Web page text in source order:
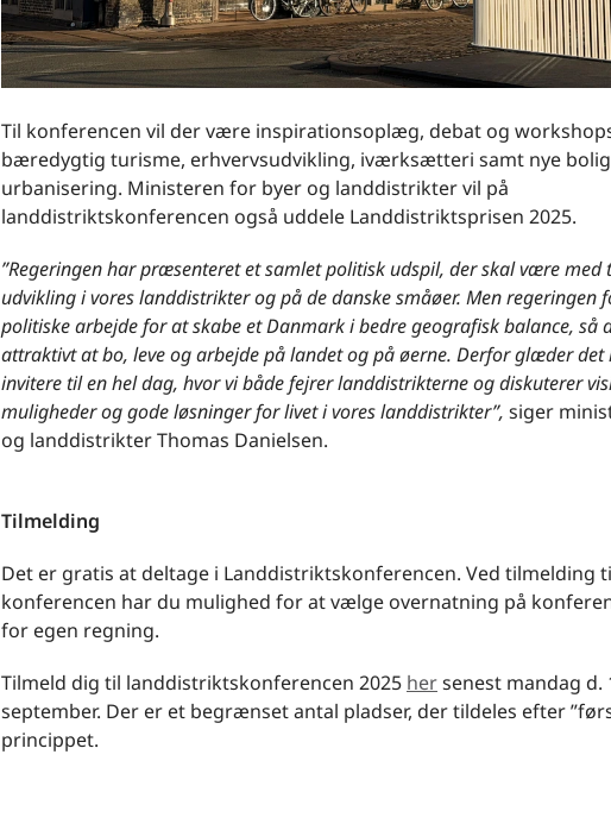
Til konferencen vil der være inspirationsoplæg, debat og
bæredygtig turisme, erhvervsudvikling, iværksætteri samt nye
urbanisering. Ministeren for byer og landdistrikter vil på
landdistriktskonferencen også uddele Landdistriktsprisen 2025.
”Regeringen har præsenteret et samlet politisk udspil, der skal være med
udvikling i vores landdistrikter og på de danske småøer. Men regeringen
politiske arbejde for at skabe et Danmark i bedre geografisk balance, så
attraktivt at bo, leve og arbejde på landet og på øerne. Derfor glæder det
invitere til en hel dag, hvor vi både fejrer landdistrikterne og diskuterer
muligheder og gode løsninger for livet i vores landdistrikter”, siger
og landdistrikter Thomas Danielsen.
Tilmelding
Det er gratis at deltage i Landdistriktskonferencen. Ved tilmelding
konferencen har du mulighed for at vælge overnatning på
for egen regning.
Tilmeld dig til landdistriktskonferencen 2025 hersenest mandag d.
september. Der er et begrænset antal pladser, der tildeles efter
princippet.